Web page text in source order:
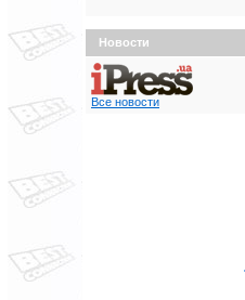
Новости
Все новости